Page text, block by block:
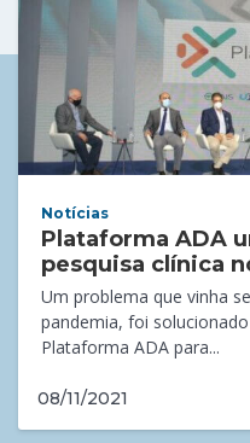
Notícias
Plataforma ADA
pesquisa clínica
Um problema que vinha
pandemia, foi
Plataforma ADA para...
08/11/2021